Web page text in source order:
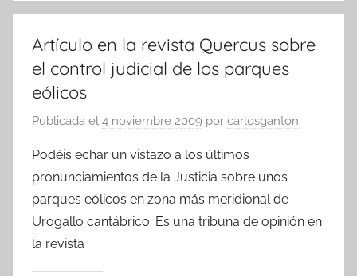
Artículo en la revista Quercus sobre
el control judicial de los parques
eólicos
Publicada el 4 noviembre 2009 por carlosganton
Podéis echar un vistazo a los últimos
pronunciamientos de la Justicia sobre unos
parques eólicos en zona más meridional de
Urogallo cantábrico. Es una tribuna de opinión en
la revista